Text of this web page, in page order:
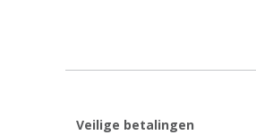
Veilige betalingen